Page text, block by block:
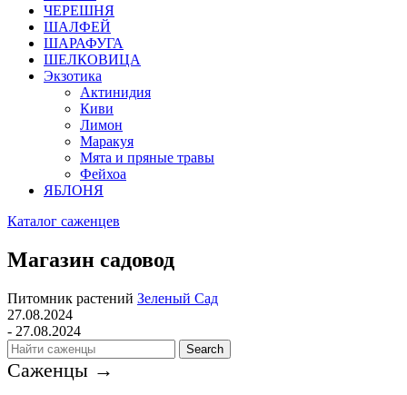
ЧЕРЕШНЯ
ШАЛФЕЙ
ШАРАФУГА
ШЕЛКОВИЦА
Экзотика
Актинидия
Киви
Лимон
Маракуя
Мята и пряные травы
Фейхоа
ЯБЛОНЯ
Каталог саженцев
Магазин садовод
Питомник растений Зеленый Сад
27.08.2024
- 27.08.2024
Search
Саженцы →